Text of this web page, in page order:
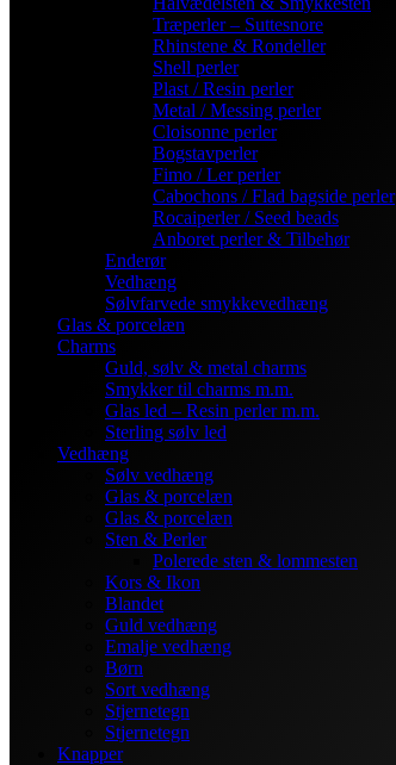
Træperler – Suttesnore
Rhinstene & Rondeller
Shell perler
Plast / Resin perler
Metal / Messing perler
Cloisonne perler
Bogstavperler
Fimo / Ler perler
Cabochons / Flad bagside perler
Rocaiperler / Seed beads
Anboret perler & Tilbehør
Enderør
Vedhæng
Sølvfarvede smykkevedhæng
Glas & porcelæn
Charms
Guld, sølv & metal charms
Smykker til charms m.m.
Glas led – Resin perler m.m.
Sterling sølv led
Vedhæng
Sølv vedhæng
Glas & porcelæn
Glas & porcelæn
Sten & Perler
Polerede sten & lommesten
Kors & Ikon
Blandet
Guld vedhæng
Emalje vedhæng
Børn
Sort vedhæng
Stjernetegn
Stjernetegn
Knapper